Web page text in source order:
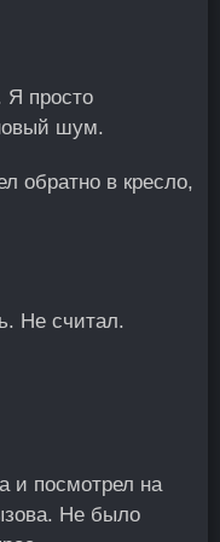
Я просто
шум.
обратно в кресло,
Не считал.
и посмотрел на
Не было